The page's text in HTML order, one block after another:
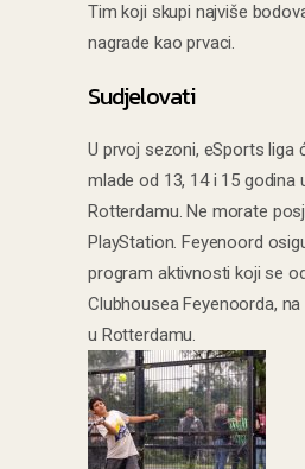
Tim koji skupi najviše
nagrade kao prvaci.
Sudjelovati
U prvoj sezoni, eSports liga
mlade od 13, 14 i 15 godina
Rotterdamu. Ne morate
PlayStation. Feyenoord
program aktivnosti koji se
Clubhousea Feyenoorda,
u Rotterdamu.